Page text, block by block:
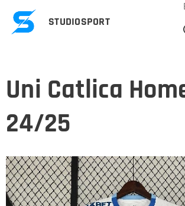
STUDIOSPORT
Uni Catlica
24/25